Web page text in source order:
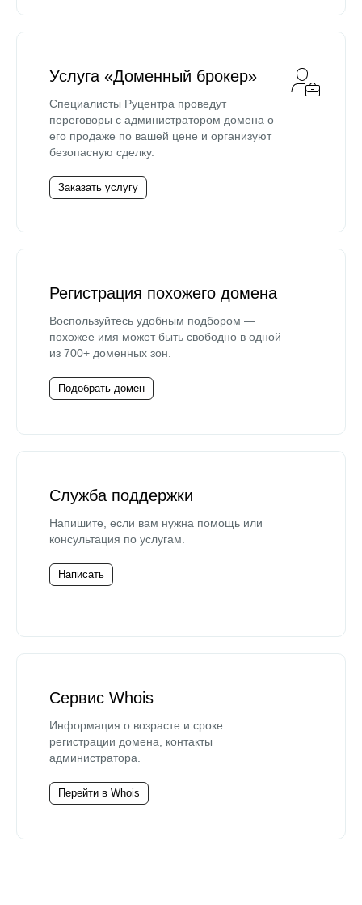
Услуга «Доменный брокер»
Специалисты Руцентра проведут
переговоры с администратором домена о
его продаже по вашей цене и организуют
безопасную сделку.
Заказать услугу
Регистрация похожего домена
Воспользуйтесь удобным подбором —
похожее имя может быть свободно в одной
из 700+ доменных зон.
Подобрать домен
Служба поддержки
Напишите, если вам нужна помощь или
консультация по услугам.
Написать
Сервис Whois
Информация о возрасте и сроке
регистрации домена, контакты
администратора.
Перейти в Whois